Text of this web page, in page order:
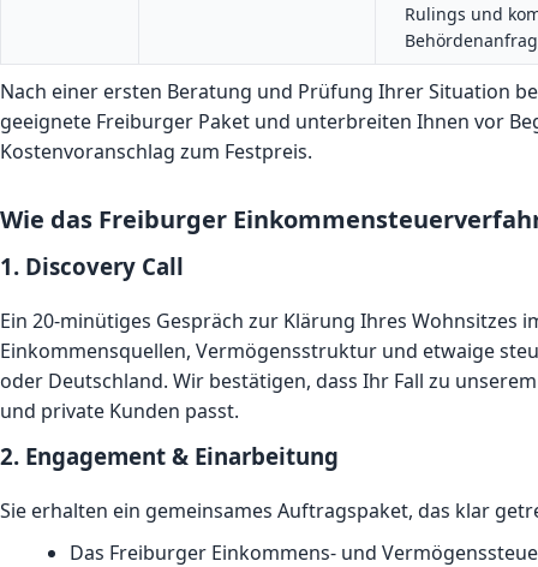
Rulings und
Nach einer ersten Beratung und Prüfung Ihrer Situation
geeignete Freiburger Paket und unterbreiten Ihnen vor
Kostenvoranschlag zum Festpreis.
Wie das Freiburger
1. Discovery Call
Ein 20-minütiges Gespräch zur Klärung Ihres Wohnsitzes
Einkommensquellen, Vermögensstruktur und etwaige
oder Deutschland. Wir bestätigen, dass Ihr Fall zu
und private Kunden passt.
2. Engagement & Einarbeitung
Sie erhalten ein gemeinsames Auftragspaket, das klar
Das Freiburger Einkommens- und